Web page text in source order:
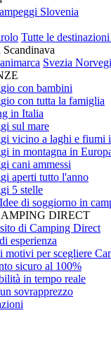
Slovenia
Tutte le
Scandinava
Svezia
con bambini
con tutta la famiglia
in Italia
sul mare
vicino a laghi e fiumi
in montagna in
cani ammessi
aperti tutto l'anno
5 stelle
di soggiorno in
DIRECT
di Camping Direct
esperienza
motivi per scegliere
sicuro al 100%
in tempo reale
sovrapprezzo